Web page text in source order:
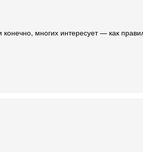
многих интересует — как